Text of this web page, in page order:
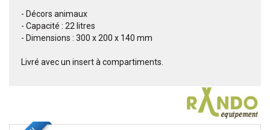
- Décors animaux
- Capacité : 22 litres
- Dimensions : 300 x 200 x 140 mm
Livré avec un insert à compartiments.